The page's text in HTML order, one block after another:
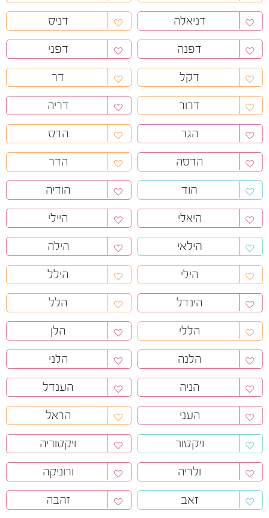
דניאלה דניס
דפנה דפני
דקל דר
דרור דריה
הגר הדס
הדסה הדר
הוד הודיה
היאלי היילי
הילאי הילה
הילי הילל
הינדל הלל
הללי הלן
הלנה הלני
הניה הענדל
העני הראל
ויקטור ויקטוריה
ולריה ורוניקה
זאב זהבה